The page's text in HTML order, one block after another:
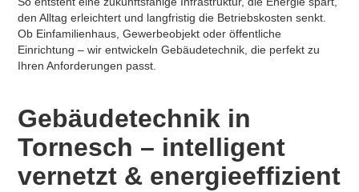
den Alltag erleichtert und langfristig die Betriebskosten senkt.
Ob Einfamilienhaus, Gewerbeobjekt oder öffentliche
Einrichtung – wir entwickeln Gebäudetechnik, die perfekt zu
Ihren Anforderungen passt.
Gebäudetechnik in
Tornesch – intelligent
vernetzt & energieeffizient